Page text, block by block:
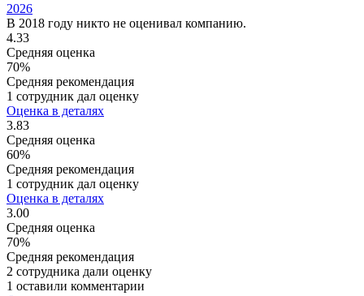
2026
В 2018 году никто не оценивал компанию.
4.33
Средняя оценка
70%
Средняя рекомендация
1 сотрудник дал оценку
Оценка в деталях
3.83
Средняя оценка
60%
Средняя рекомендация
1 сотрудник дал оценку
Оценка в деталях
3.00
Средняя оценка
70%
Средняя рекомендация
2 сотрудника дали оценку
1 оставили комментарии